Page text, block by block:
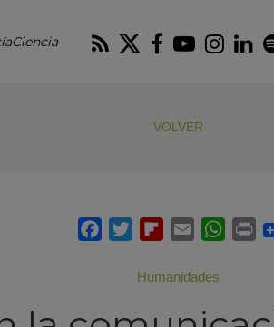
RSS Twitter
Facebook
VOLVER
Humanidades